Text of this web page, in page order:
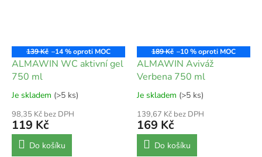
139 Kč –14 %
ALMAWIN WC aktivní gel
750 ml
Je skladem (>5 ks)
98,35 Kč bez DPH
119 Kč
Do košíku
189 Kč –10 %
ALMAWIN Aviváž
Verbena 750 ml
Je skladem (>5 ks)
139,67 Kč bez DPH
169 Kč
Do košíku